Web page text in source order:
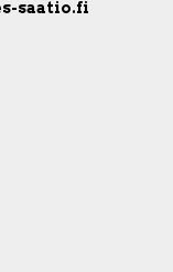
saatio.fi